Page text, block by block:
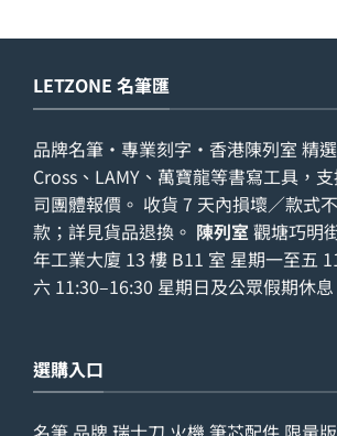
LETZONE 名筆匯
品牌名筆・專業刻字・香港陳列室 精
Cross、LAMY、萬寶龍等書寫工具，
司團體報價。 收貨 7 天內損壞／款式
款；詳見貨品退換 。 陳列室 觀塘巧明
年工業大廈 13 樓 B11 室 星期一至五
六 11:30–16:30 星期日及公眾假期休息
選購入口